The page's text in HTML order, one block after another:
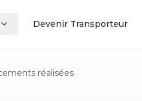
Devenir Transporteur
réalisées